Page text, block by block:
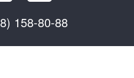
158-80-88